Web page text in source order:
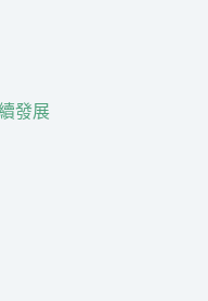
發展